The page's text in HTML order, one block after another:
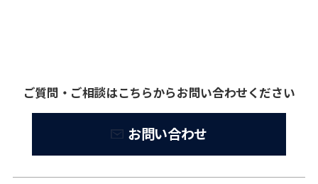
ご質問・ご相談はこちらからお問い合わせください
お問い合わせ